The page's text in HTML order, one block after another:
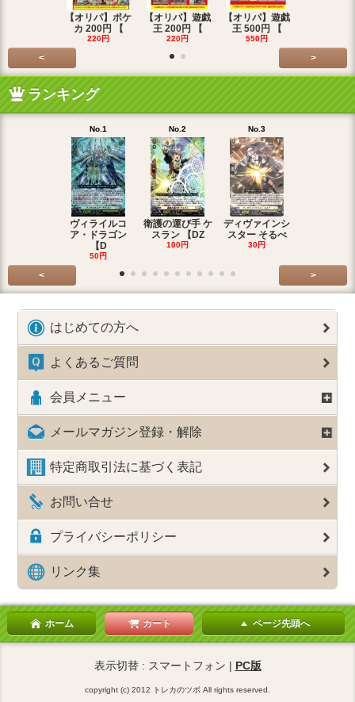
【オリパ】ポケ
カ 200円 【
220円
【オリパ】遊戯
王 200円 【
220円
【オリパ】遊戯
王 500円 【
550円
< >
ランキング
No.1
ヴィライルコ
ア・ドラゴン
【D
50円
No.2
衛護の運び手 ケ
スラン 【DZ
100円
No.3
ディヴァインシ
スター そるべ
30円
< >
はじめての方へ
よくあるご質問
会員メニュー
メールマガジン登録・解除
特定商取引法に基づく表記
お問い合せ
プライバシーポリシー
リンク集
ホーム カート ページ先頭へ
表示切替 : スマートフォン | PC版
copyright (c) 2012 トレカのツボ All rights reserved.